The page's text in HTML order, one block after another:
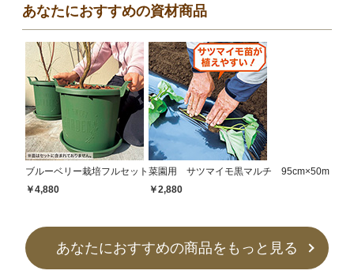
あなたにおすすめの資材商品
ブルーベリー栽培フルセット
￥4,880
菜園用 サツマイモ黒マルチ 95cm×50m
￥2,880
あなたにおすすめの商品をもっと見る